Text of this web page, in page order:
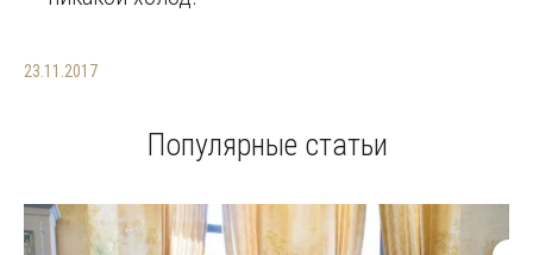
23.11.2017
Популярные статьи